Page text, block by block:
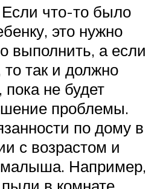
что-то было
это нужно
выполнить, а если
так и должно
пока не будет
проблемы.
по дому в
с возрастом и
Например,